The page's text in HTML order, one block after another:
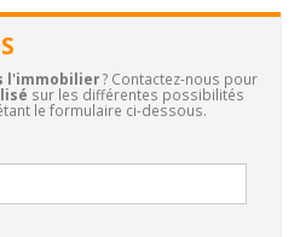
l'immobilier? Contactez-nous pour
sur les différentes possibilités
le formulaire ci-dessous.